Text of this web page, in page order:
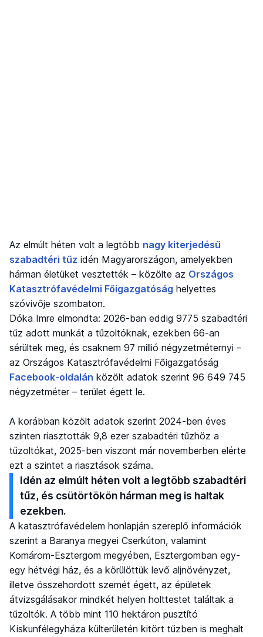
Az elmúlt héten volt a legtöbb nagy kiterjedésű
szabadtéri tűz idén Magyarországon, amelyekben
hárman életüket vesztették – közölte az Országos
Katasztrófavédelmi Főigazgatóság helyettes
szóvivője szombaton.
Dóka Imre elmondta: 2026-ban eddig 9775 szabadtéri
tűz adott munkát a tűzoltóknak, ezekben 66-an
sérültek meg, és csaknem 97 millió négyzetméternyi –
az Országos Katasztrófavédelmi Főigazgatóság
Facebook-oldalán közölt adatok szerint 96 649 745
négyzetméter – terület égett le.
A korábban közölt adatok szerint 2024-ben éves
szinten riasztották 9,8 ezer szabadtéri tűzhöz a
tűzoltókat, 2025-ben viszont már novemberben elérte
ezt a szintet a riasztások száma.
Idén az elmúlt héten volt a legtöbb szabadtéri
tűz, és csütörtökön hárman meg is haltak
ezekben.
A katasztrófavédelem honlapján szereplő információk
szerint a Baranya megyei Cserkúton, valamint
Komárom-Esztergom megyében, Esztergomban egy-
egy hétvégi ház, és a körülöttük levő aljnövényzet,
illetve összehordott szemét égett, az épületek
átvizsgálásakor mindkét helyen holttestet találtak a
tűzoltók. A több mint 110 hektáron pusztító
Kiskunfélegyháza külterületén kitört tűzben is meghalt